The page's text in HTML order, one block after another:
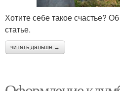
Хотите себе такое счастье?
статье.
читать дальше →